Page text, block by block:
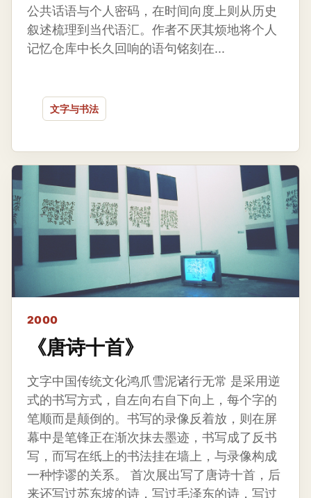
公共话语与个人密码，在时间向度上则从历史
叙述梳理到当代语汇。作者不厌其烦地将个人
记忆仓库中长久回响的语句铭刻在...
文字与书法
2000
《唐诗十首》
文字中国传统文化鸿爪雪泥诸行无常 是采用逆
式的书写方式，自左向右自下向上，每个字的
笔顺而是颠倒的。书写的录像反着放，则在屏
幕中是笔锋正在渐次抹去墨迹，书写成了反书
写，而写在纸上的书法挂在墙上，与录像构成
一种悖谬的关系。 首次展出写了唐诗十首，后
来还写过苏东坡的诗，写过毛泽东的诗，写过